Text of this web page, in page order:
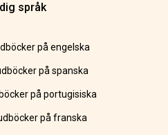
språk
på engelska
på spanska
på portugisiska
på franska